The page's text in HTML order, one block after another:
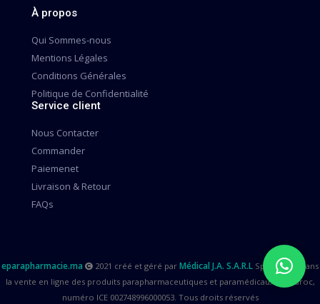
À propos
Qui Sommes-nous
Mentions Légales
Conditions Générales
Politique de Confidentialité
Service client
Nous Contacter
Commander
Paiemenet
Livraison & Retour
FAQs
eparapharmacie.ma 2021 créé et géré par Médical J.A. S.A.R.L Spécialisée dans
la vente en ligne des produits parapharmaceutiques et paramédicaux au Maroc,
numéro ICE 002748996000053. Tous droits réservés